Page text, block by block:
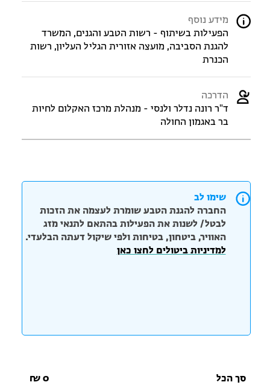
מידע נוסף
הפעילות בשיתוף - רשות הטבע והגנים, המשרד
להגנת הסביבה, מועצה אזורית הגליל העליון, רשות
הכנרת
הדרכה
ד"ר רונה נדלר ולנסי - מנהלת מרכז האקלום לחיות
בר באגמון החולה
שימו לב
החברה להגנת הטבע שומרת לעצמה את הזכות
לבטל/ לשנות את הפעילות בהתאם לתנאי מזג
האוויר, ביטחון, בטיחות ולפי שיקול דעתה הבלעדי.
למדיניות ביטולים לחצו כאן
סך הכל 0
₪